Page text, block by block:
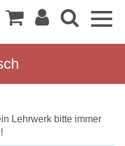
Lehrwerk bitte immer